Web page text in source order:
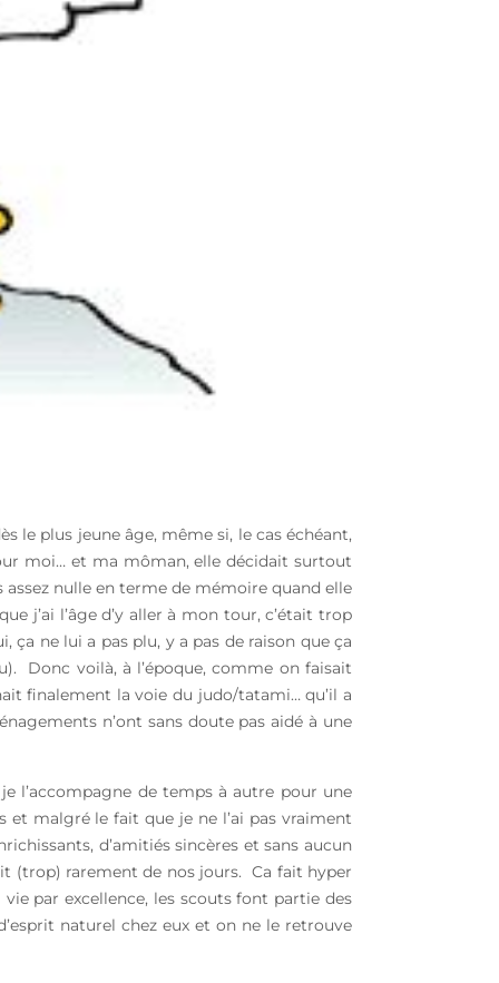
le plus jeune âge, même si, le cas échéant,
moi… et ma môman, elle décidait surtout
nulle en terme de mémoire quand elle
j’ai l’âge d’y aller à mon tour, c’était trop
ça ne lui a pas plu, y a pas de raison que ça
Donc voilà, à l’époque, comme on faisait
finalement la voie du judo/tatami… qu’il a
n’ont sans doute pas aidé à une
l’accompagne de temps à autre pour une
et malgré le fait que je ne l’ai pas vraiment
d’amitiés sincères et sans aucun
(trop) rarement de nos jours. Ca fait hyper
par excellence, les scouts font partie des
naturel chez eux et on ne le retrouve